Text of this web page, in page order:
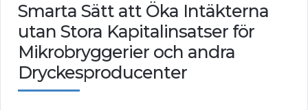
Smarta Sätt att Öka Intäkterna
utan Stora Kapitalinsatser för
Mikrobryggerier och andra
Dryckesproducenter